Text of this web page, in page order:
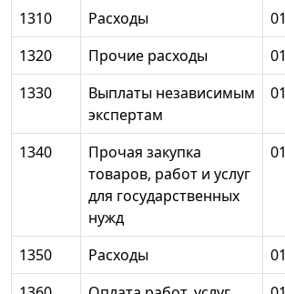
1310 Расходы 01
1320
Прочие расходы 01
1330
Выплаты независимым
экспертам
01
1340
Прочая закупка
товаров, работ и услуг
для государственных
нужд
01
1350 Расходы 01